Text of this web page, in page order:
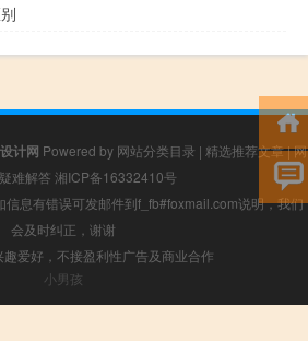
计网 Powered by 网站分类目录 | 精选推荐文章|网
疑难解答 湘ICP备16332410号
信息有错误可发邮件到f_fb#foxmail.com说明，我们
会及时纠正，谢谢
爱好，不接盈利性广告及商业合作
小男孩